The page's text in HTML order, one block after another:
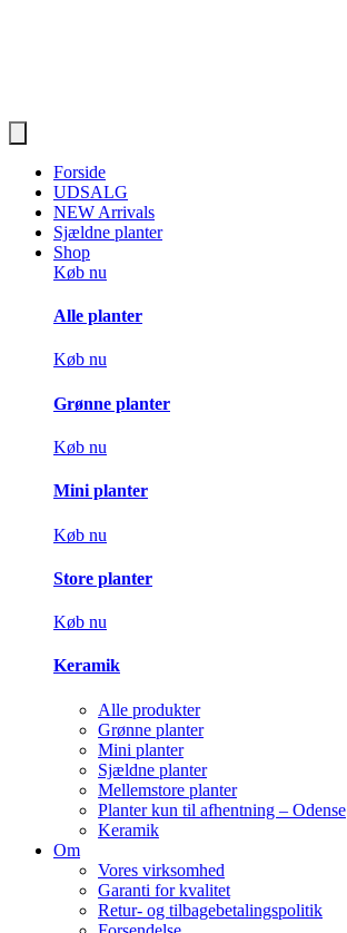
Forside
UDSALG
NEW Arrivals
Sjældne planter
Shop
Køb nu
Alle planter
Køb nu
Grønne planter
Køb nu
Mini planter
Køb nu
Store planter
Køb nu
Keramik
Alle produkter
Grønne planter
Mini planter
Sjældne planter
Mellemstore planter
Planter kun til afhentning – Odense
Keramik
Om
Vores virksomhed
Garanti for kvalitet
Retur- og tilbagebetalingspolitik